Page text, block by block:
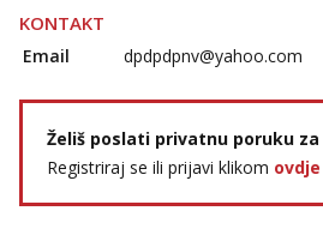
KONTAKT
Email dpdpdpnv@yahoo.com
Želiš poslati privatnu poruku za
Registriraj se ili prijavi klikom ovdje